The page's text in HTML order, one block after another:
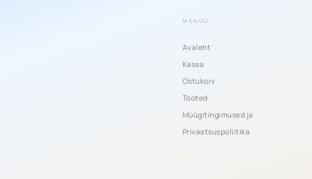
MENÜÜ
Avaleht
Kassa
Ostukorv
Tooted
Müügitingimused ja
Privaatsuspoliitika